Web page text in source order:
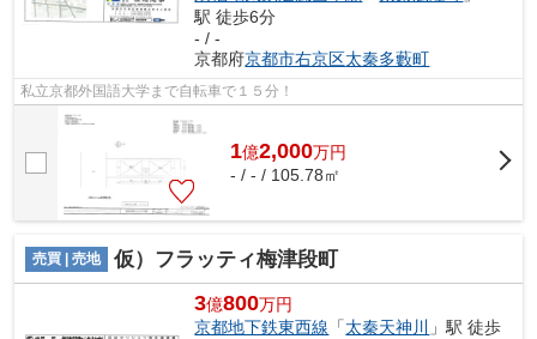
駅 徒歩6分
- / -
京都府京都市右京区太秦多藪町
私立京都外国語大学まで自転車で１５分！
1億2,000万円
- / - / 105.78㎡
売買 | 売地 仮）フラッティ梅津段町
3億800万円
京都地下鉄東西線 「太秦天神川
」駅 徒歩